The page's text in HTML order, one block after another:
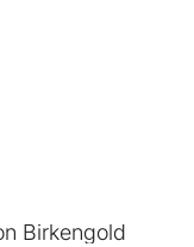
Birkengold